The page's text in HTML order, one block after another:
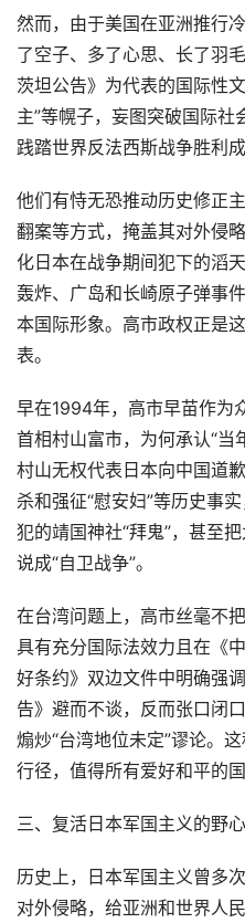
然而，由于美国在亚洲推行
了空子、多了心思、长了羽
茨坦公告》为代表的国际性
主”等幌子，妄图突破国际社
践踏世界反法西斯战争胜利成
他们有恃无恐推动历史修正
翻案等方式，掩盖其对外侵
化日本在战争期间犯下的滔
轰炸、广岛和长崎原子弹事
本国际形象。高市政权正是
表。
早在1994年，高市早苗作为
首相村山富市，为何承认“当
村山无权代表日本向中国道
杀和强征“慰安妇”等历史事
犯的靖国神社“拜鬼”，甚至
说成“自卫战争”。
在台湾问题上，高市丝毫不
具有充分国际法效力且在《
好条约》双边文件中明确强
告》避而不谈，反而张口闭
煽炒“台湾地位未定”谬论。
行径，值得所有爱好和平的国
三、复活日本军国主义的野
历史上，日本军国主义曾多
对外侵略，给亚洲和世界人